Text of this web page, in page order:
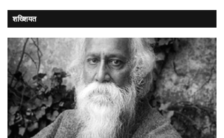
मजबूती
से
चौकसी
जरूरी
:
प्रीतम
सिवाच
शख्शियत